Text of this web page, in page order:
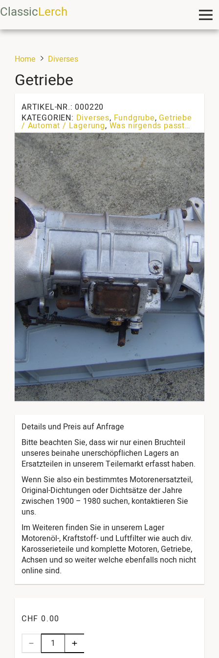
ClassicLerch
Home Diverses
Getriebe
ARTIKEL-NR.: 000220
KATEGORIEN: Diverses, Fundgrube, Getriebe
/ Automat / Lagerung, Was nirgends passt…
Details und Preis auf Anfrage
Bitte beachten Sie, dass wir nur einen Bruchteil
unseres beinahe unerschöpflichen Lagers an
Ersatzteilen in unserem Teilemarkt erfasst haben.
Wenn Sie also ein bestimmtes Motorenersatzteil,
Original-Dichtungen oder Dichtsätze der Jahre
zwischen 1900 – 1980 suchen, kontaktieren Sie
uns.
Im Weiteren finden Sie in unserem Lager
Motorenöl-, Kraftstoff- und Luftfilter wie auch div.
Karosserieteile und komplette Motoren, Getriebe,
Achsen und so weiter welche ebenfalls noch nicht
online sind.
CHF 0.00